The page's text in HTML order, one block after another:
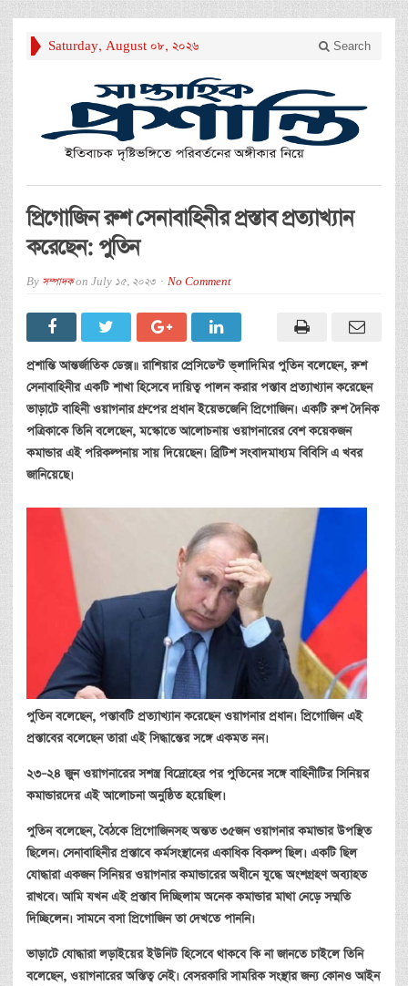
Saturday, August 08, 2026 Search
প্রিগোজিন রুশ সেনাবাহিনীর প্রস্তাব প্রত্যাখ্যান
করেছেন: পুতিন
By সম্পাদকon July 15, 2023 No Comment
প্রশান্তি আন্তর্জাতিক ডেক্স॥ রাশিয়ার প্রেসিডেন্ট ভ্লাদিমির পুতিন বলেছেন, রুশ
সেনাবাহিনীর একটি শাখা হিসেবে দায়িত্ব পালন করার পস্তাব প্রত্যাখ্যান করেছেন
ভাড়াটে বাহিনী ওয়াগনার গ্রুপের প্রধান ইয়েভজেনি প্রিগোজিন। একটি রুশ দৈনিক
পত্রিকাকে তিনি বলেছেন,মস্কোতে আলোচনায় ওয়াগনারের বেশ কয়েকজন
কমান্ডার এই পরিকল্পনায় সায় দিয়েছেন। ব্রিটিশ সংবাদমাধ্যম বিবিসি এ খবর
জানিয়েছে।
পুতিন বলেছেন, পস্তাবটি প্রত্যাখ্যান করেছেন ওয়াগনার প্রধান। প্রিগোজিন এই
প্রস্তাবের বলেছেন তারা এই সিদ্ধান্তের সঙ্গে একমত নন।
২৩–২৪ জুন ওয়াগনারের সশস্ত্র বিদ্রোহের পর পুতিনের সঙ্গে বাহিনীটির সিনিয়র
কমান্ডারদের এই আলোচনা অনুষ্ঠিত হয়েছিল।
পুতিন বলেছেন,বৈঠকে প্রিগোজিনসহ অন্তত ৩৫জন ওয়াগনার কমান্ডার উপস্থিত
ছিলেন। সেনাবাহিনীর প্রস্তাবে কর্মসংস্থানের একাধিক বিকল্প ছিল। একটি ছিল
যোদ্ধারা একজন সিনিয়র ওয়াগনার কমান্ডারের অধীনে যুদ্ধে অংশগ্রহণ অব্যাহত
রাখবে। আমি যখন এই প্রস্তাব দিচ্ছিলাম অনেক কমান্ডার মাথা নেড়ে সম্মতি
দিচ্ছিলেন। সামনে বসা প্রিগোজিন তা দেখতে পাননি।
ভাড়াটে যোদ্ধারা লড়াইয়ের ইউনিট হিসেবে থাকবে কি না জানতে চাইলে তিনি
বলেছেন, ওয়াগনারের অস্তিত্ব নেই। বেসরকারি সামরিক সংস্থার জন্য কোনও আইন